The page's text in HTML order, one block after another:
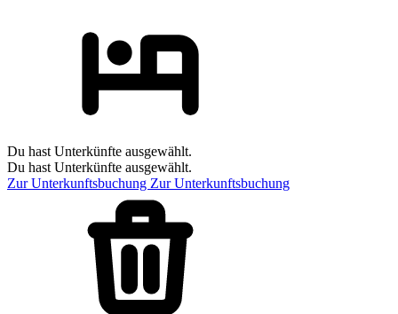
Du hast Unterkünfte ausgewählt.
Du hast Unterkünfte ausgewählt.
Zur Unterkunftsbuchung Zur Unterkunftsbuchung